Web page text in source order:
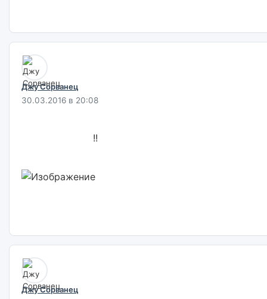
Джу Сорванец
30.03.2016 в 20:08
Джу Сорванец